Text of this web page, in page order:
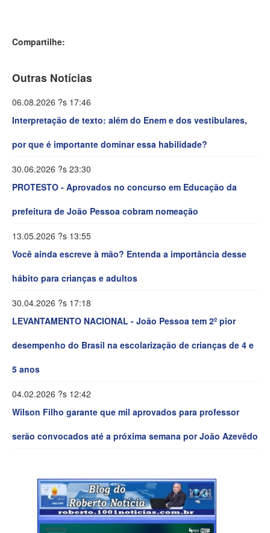
Compartilhe:
Outras Notícias
06.08.2026 ?s 17:46
Interpretação de texto: além do Enem e dos vestibulares,
por que é importante dominar essa habilidade?
30.06.2026 ?s 23:30
PROTESTO - Aprovados no concurso em Educação da
prefeitura de João Pessoa cobram nomeação
13.05.2026 ?s 13:55
Você ainda escreve à mão? Entenda a importância desse
hábito para crianças e adultos
30.04.2026 ?s 17:18
LEVANTAMENTO NACIONAL - João Pessoa tem 2º pior
desempenho do Brasil na escolarização de crianças de 4 e
5 anos
04.02.2026 ?s 12:42
Wilson Filho garante que mil aprovados para professor
serão convocados até a próxima semana por João Azevêdo